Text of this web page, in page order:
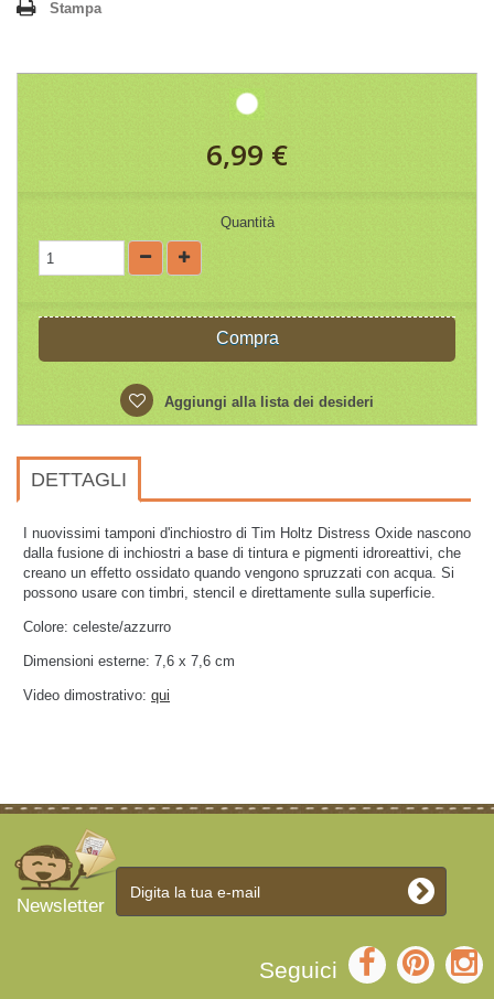
Stampa
6,99 €
Quantità
Compra
Aggiungi alla lista dei desideri
DETTAGLI
I nuovissimi tamponi d'inchiostro di Tim Holtz Distress Oxide nascono
dalla fusione di inchiostri a base di tintura e pigmenti idroreattivi, che
creano un effetto ossidato quando vengono spruzzati con acqua. Si
possono usare con timbri, stencil e direttamente sulla superficie.
Colore: celeste/azzurro
Dimensioni esterne: 7,6 x 7,6 cm
Video dimostrativo: qui
Newsletter
Seguici